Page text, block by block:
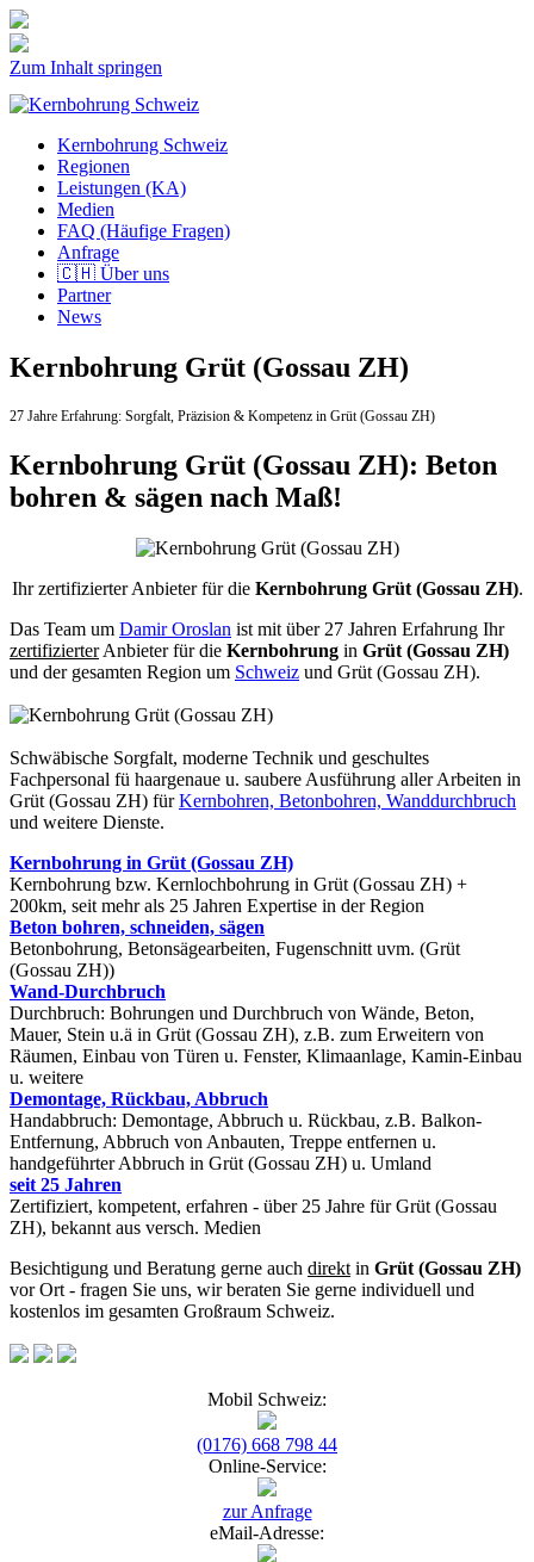
Zum Inhalt springen
Kernbohrung Schweiz
Regionen
Leistungen (KA)
Medien
FAQ (Häufige Fragen)
Anfrage
🇨🇭 Über uns
Partner
News
Kernbohrung Grüt (Gossau ZH)
27 Jahre Erfahrung: Sorgfalt, Präzision & Kompetenz in Grüt (Gossau ZH)
Kernbohrung Grüt (Gossau ZH): Beton
bohren & sägen nach Maß!
Ihr zertifizierter Anbieter für die Kernbohrung Grüt (Gossau ZH).
Das Team um Damir Oroslan ist mit über 27 Jahren Erfahrung Ihr
zertifizierterAnbieter für die Kernbohrung in Grüt (Gossau ZH)
und der gesamten Region um Schweiz und Grüt (Gossau ZH).
Schwäbische Sorgfalt, moderne Technik und geschultes
Fachpersonal fü haargenaue u. saubere Ausführung aller Arbeiten in
Grüt (Gossau ZH) fürKernbohren, Betonbohren, Wanddurchbruch
und weitere Dienste.
Kernbohrung in Grüt (Gossau ZH)
Kernbohrung bzw. Kernlochbohrung in Grüt (Gossau ZH) +
200km, seit mehr als 25 Jahren Expertise in der Region
Beton bohren, schneiden, sägen
Betonbohrung, Betonsägearbeiten, Fugenschnitt uvm. (Grüt
(Gossau ZH))
Wand-Durchbruch
Durchbruch: Bohrungen und Durchbruch von Wände, Beton,
Mauer, Stein u.ä in Grüt (Gossau ZH), z.B. zum Erweitern von
Räumen, Einbau von Türen u. Fenster, Klimaanlage, Kamin-Einbau
u. weitere
Demontage, Rückbau, Abbruch
Handabbruch: Demontage, Abbruch u. Rückbau, z.B. Balkon-
Entfernung, Abbruch von Anbauten, Treppe entfernen u.
handgeführter Abbruch in Grüt (Gossau ZH) u. Umland
seit 25 Jahren
Zertifiziert, kompetent, erfahren - über 25 Jahre für Grüt (Gossau
ZH), bekannt aus versch. Medien
Besichtigung und Beratung gerne auch direkt in Grüt (Gossau ZH)
vor Ort - fragen Sie uns, wir beraten Sie gerne individuell und
kostenlos im gesamten Großraum Schweiz.
Mobil Schweiz:
(0176) 668 798 44
Online-Service:
zur Anfrage
eMail-Adresse: